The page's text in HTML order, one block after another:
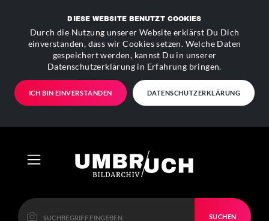
DIESE WEBSITE BENUTZT COOKIES
Durch die Nutzung unserer Website erklärst Du Dich
einverstanden, dass wir Cookies setzen. Welche Daten
gespeichert werden, kannst Du in unserer
Datenschutzerklärung in Erfahrung bringen.
ICH BIN EINVERSTANDEN DATENSCHUTZERKLÄRUNG
SUCHEN